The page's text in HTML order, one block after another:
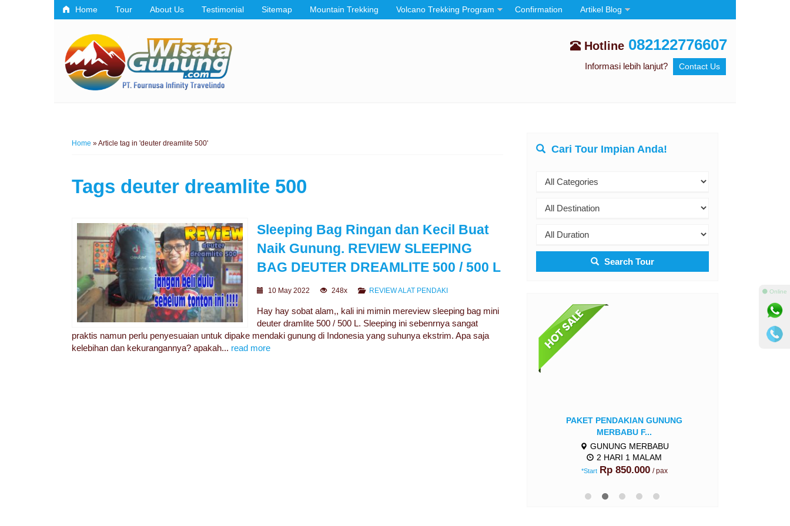
Home Tour About Us Testimonial Sitemap Mountain Trekking Volcano Trekking Program Confirmation Artikel Blog
Hotline 082122776607
Informasi lebih lanjut? Contact Us
Home »Article tag in 'deuter dreamlite 500'
Tags deuter dreamlite 500
Sleeping Bag Ringan dan Kecil Buat
Naik Gunung. REVIEW SLEEPING
BAG DEUTER DREAMLITE 500 / 500 L
10 May 2022 248x REVIEW ALAT PENDAKI
Hay hay sobat alam,, kali ini mimin mereview sleeping bag mini
deuter dramlite 500 / 500 L. Sleeping ini sebenrnya sangat
praktis namun perlu penyesuaian untuk dipake mendaki gunung di Indonesia yang suhunya ekstrim. Apa saja
kelebihan dan kekurangannya? apakah... read more
Cari Tour Impian Anda!
Search Tour
PAKET PENDAKIAN GUNUNG
MERBABU F...
GUNUNG MERBABU
2 HARI 1 MALAM
*Start Rp 850.000 / pax
⚫ Online